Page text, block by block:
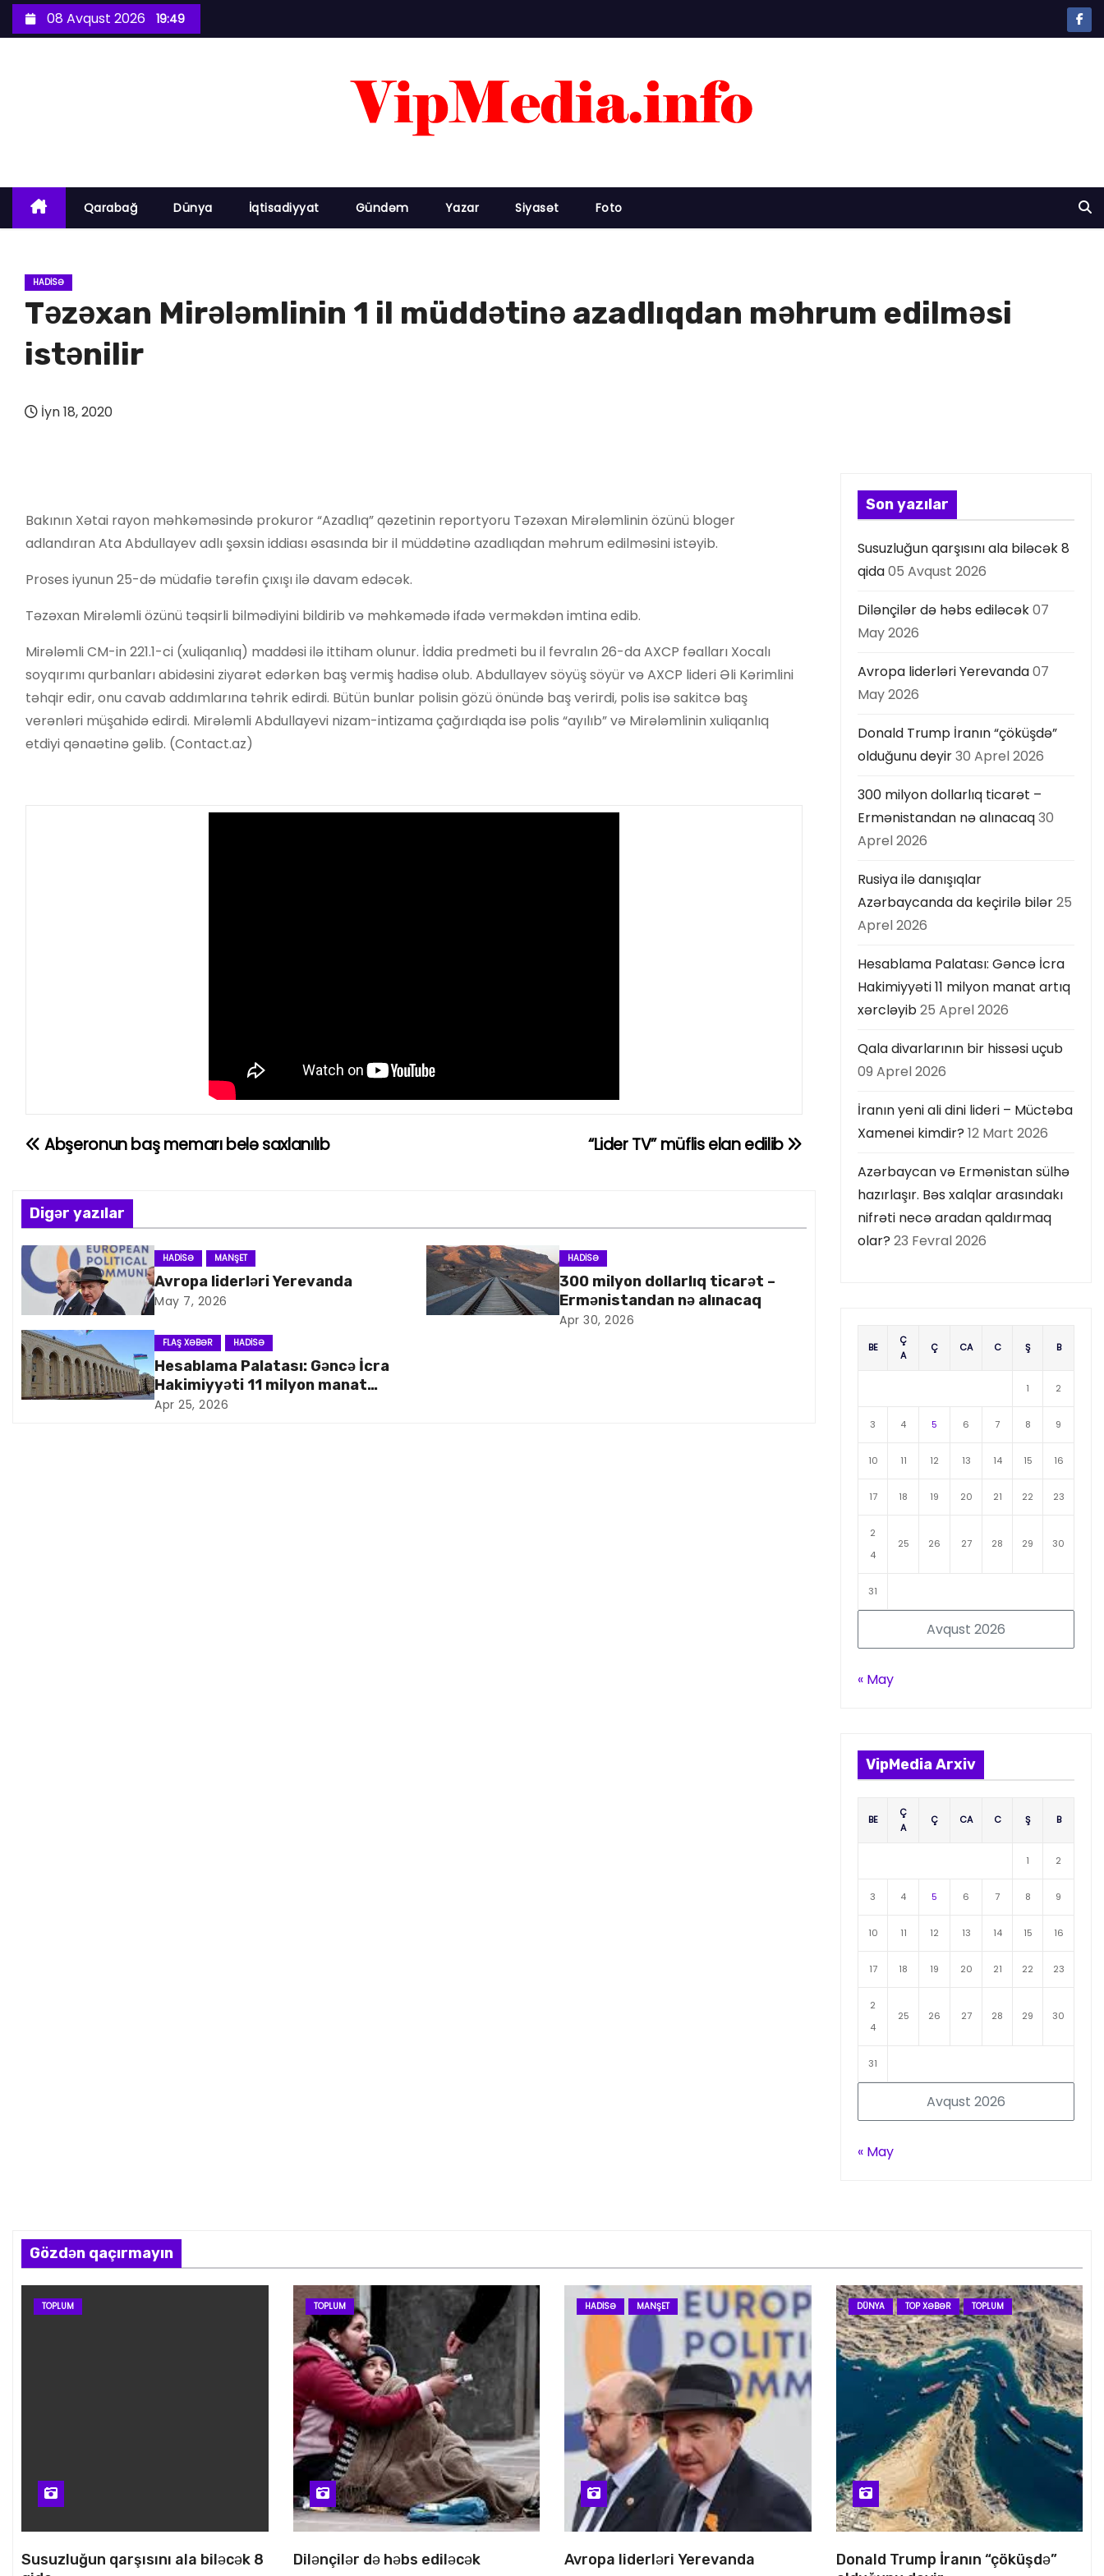
k
08 Avqust 2026 19:49
Qarabağ Dünya İqtisadiyyat Gündəm Yazar Siyasət Foto
HADISƏ
Təzəxan Mirələmlinin 1 il müddətinə azadlıqdan məhrum edilməsi
istənilir
İyn 18, 2020
Bakının Xətai rayon məhkəməsində prokuror “Azadlıq” qəzetinin reportyoru Təzəxan Mirələmlinin özünü bloger
adlandıran Ata Abdullayev adlı şəxsin iddiası əsasında bir il müddətinə azadlıqdan məhrum edilməsini istəyib.
Proses iyunun 25-də müdafiə tərəfin çıxışı ilə davam edəcək.
Təzəxan Mirələmli özünü təqsirli bilmədiyini bildirib və məhkəmədə ifadə verməkdən imtina edib.
Mirələmli CM-in 221.1-ci (xuliqanlıq) maddəsi ilə ittiham olunur. İddia predmeti bu il fevralın 26-da AXCP fəalları Xocalı
soyqırımı qurbanları abidəsini ziyarət edərkən baş vermiş hadisə olub. Abdullayev söyüş söyür və AXCP lideri Əli Kərimlini
təhqir edir, onu cavab addımlarına təhrik edirdi. Bütün bunlar polisin gözü önündə baş verirdi, polis isə sakitcə baş
verənləri müşahidə edirdi. Mirələmli Abdullayevi nizam-intizama çağırdıqda isə polis “ayılıb” və Mirələmlinin xuliqanlıq
etdiyi qənaətinə gəlib. (Contact.az)
Y
z
ı
n
a
v
i
“Lider TV” müflis elan edilib
Abşeronun baş memarı belə saxlanılıb
Digər yazılar
HADISƏ MANŞET
Avropa liderləri Yerevanda
May 7, 2026
HADISƏ
300 milyon dollarlıq ticarət –
Ermənistandan nə alınacaq
Apr 30, 2026
FLAŞ XƏBƏR HADISƏ
Hesablama Palatası: Gəncə İcra
Hakimiyyəti 11 milyon manat
artıq xərcləyib
Apr 25, 2026
Son yazılar
Susuzluğun qarşısını ala biləcək 8
qida05 Avqust 2026
Dilənçilər də həbs ediləcək07
May 2026
Avropa liderləri Yerevanda07
May 2026
Donald Trump İranın “çöküşdə”
olduğunu deyir30 Aprel 2026
300 milyon dollarlıq ticarət –
Ermənistandan nə alınacaq30
Aprel 2026
Rusiya ilə danışıqlar
Azərbaycanda da keçirilə bilər25
Aprel 2026
Hesablama Palatası: Gəncə İcra
Hakimiyyəti 11 milyon manat artıq
xərcləyib25 Aprel 2026
Qala divarlarının bir hissəsi uçub
09 Aprel 2026
İranın yeni ali dini lideri – Müctəba
Xamenei kimdir? 12 Mart 2026
Azərbaycan və Ermənistan sülhə
hazırlaşır. Bəs xalqlar arasındakı
nifrəti necə aradan qaldırmaq
olar? 23 Fevral 2026
Avqust 2026
BE
Ç
A
Ç CA C Ş B
1 2
3 4 5 6 7 8 9
10 11 12 13 14 15 16
17 18 19 20 21 22 23
2
4
25 26 27 28 29 30
31
« May
VipMedia Arxiv
Avqust 2026
BE
Ç
A
Ç CA C Ş B
1 2
3 4 5 6 7 8 9
10 11 12 13 14 15 16
17 18 19 20 21 22 23
2
4
25 26 27 28 29 30
31
« May
Gözdən qaçırmayın
TOPLUM
Susuzluğun qarşısını ala biləcək 8
TOPLUM
Dilənçilər də həbs ediləcək
HADISƏ MANŞET
Avropa liderləri Yerevanda
DÜNYA TOP XƏBƏR TOPLUM
Donald Trump İranın “çöküşdə”